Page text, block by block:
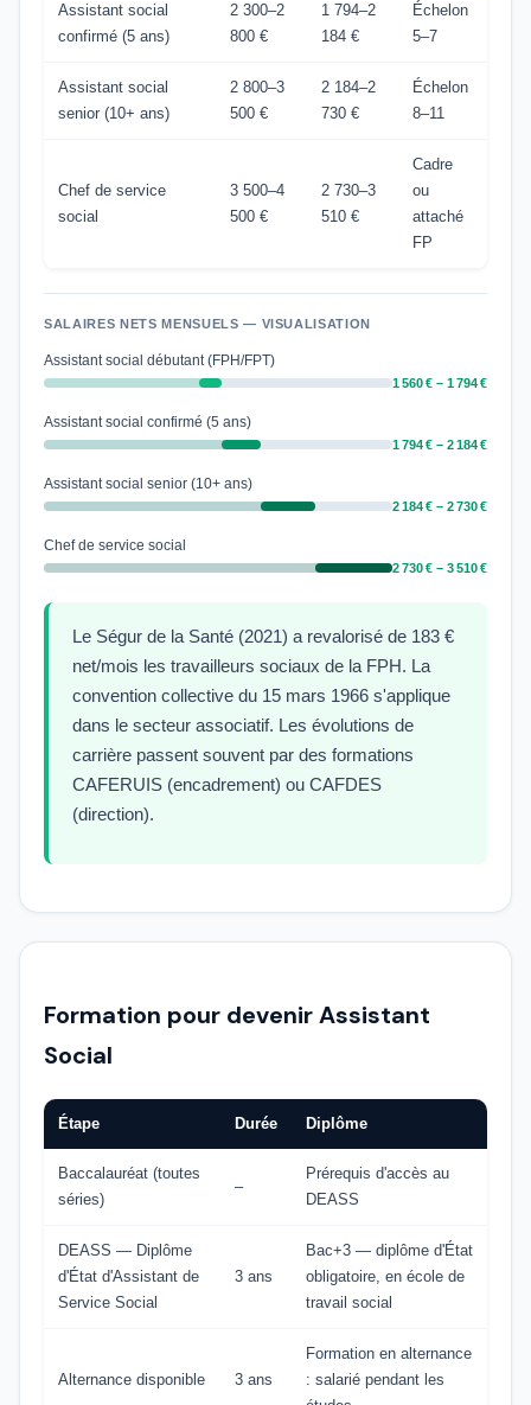
Assistant social
confirmé (5 ans)
2 300–2
800 €
1 794–2
184 €
Échelon
5–7
Assistant social
senior (10+ ans)
2 800–3
500 €
2 184–2
730 €
Échelon
8–11
Chef de service
social
3 500–4
500 €
2 730–3
510 €
Cadre
ou
attaché
FP
SALAIRES NETS MENSUELS — VISUALISATION
Assistant social débutant (FPH/FPT)
1 560 € – 1 794 €
Assistant social confirmé (5 ans)
1 794 € – 2 184 €
Assistant social senior (10+ ans)
2 184 € – 2 730 €
Chef de service social
2 730 € – 3 510 €
Le Ségur de la Santé (2021) a revalorisé de 183 €
net/mois les travailleurs sociaux de la FPH. La
convention collective du 15 mars 1966 s'applique
dans le secteur associatif. Les évolutions de
carrière passent souvent par des formations
CAFERUIS (encadrement) ou CAFDES
(direction).
Formation pour devenir Assistant
Social
Étape Durée Diplôme
Baccalauréat (toutes
séries)
–
Prérequis d'accès au
DEASS
DEASS — Diplôme
d'État d'Assistant de
Service Social
3 ans
Bac+3 — diplôme d'État
obligatoire, en école de
travail social
Alternance disponible 3 ans
Formation en alternance
: salarié pendant les